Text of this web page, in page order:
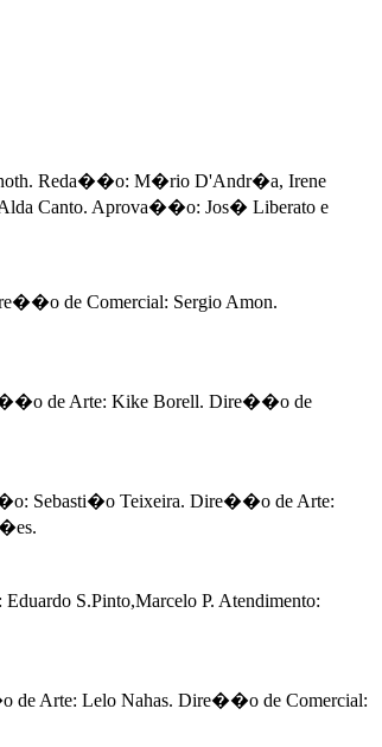
Reda��o: M�rio D'Andr�a, Irene
Canto. Aprova��o: Jos� Liberato e
de Comercial: Sergio Amon.
de Arte: Kike Borell. Dire��o de
Sebasti�o Teixeira. Dire��o de Arte:
S.Pinto,Marcelo P. Atendimento:
Arte: Lelo Nahas. Dire��o de Comercial: